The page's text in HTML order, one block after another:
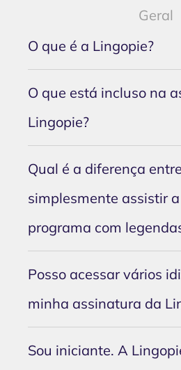
Geral
O que é a Lingopie?
O que está incluso na
Lingopie?
Qual é a diferença
simplesmente assistir
programa com
Posso acessar vários
minha assinatura da
Sou iniciante. A